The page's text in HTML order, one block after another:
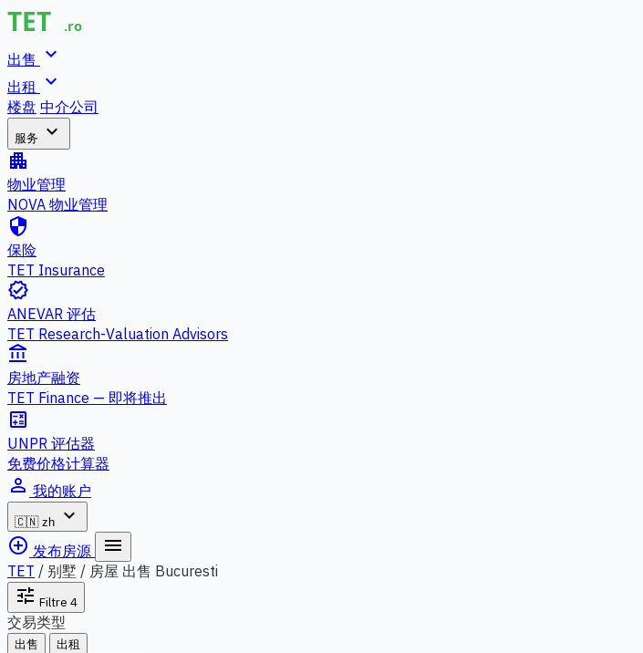
出售 expand_more
出租 expand_more
楼盘 中介公司
服务 expand_more
apartment
物业管理
NOVA 物业管理
security
保险
TET Insurance
verified
ANEVAR 评估
TET Research-Valuation Advisors
account_balance
房地产融资
TET Finance — 即将推出
calculate
UNPR 评估器
免费价格计算器
person_outline 我的账户
🇨🇳 zh
expand_more
add_circle_outline 发布房源 menu
TET / 别墅 / 房屋 出售 Bucuresti
tune Filtre 4
交易类型
出售 出租